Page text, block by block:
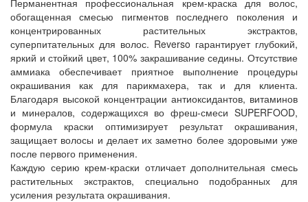
Перманентная профессиональная крем-краска для волос,
обогащенная смесью пигментов последнего поколения и
концентрированных растительных экстрактов,
суперпитательных для волос. Reverso гарантирует глубокий,
яркий и стойкий цвет, 100% закрашивание седины. Отсутствие
аммиака обеспечивает приятное выполнение процедуры
окрашивания как для парикмахера, так и для клиента.
Благодаря высокой концентрации антиоксидантов, витаминов
и минералов, содержащихся во фреш-смеси SUPERFOOD,
формула краски оптимизирует результат окрашивания,
защищает волосы и делает их заметно более здоровыми уже
после первого применения.
Каждую серию крем-краски отличает дополнительная смесь
растительных экстрактов, специально подобранных для
усиления результата окрашивания.